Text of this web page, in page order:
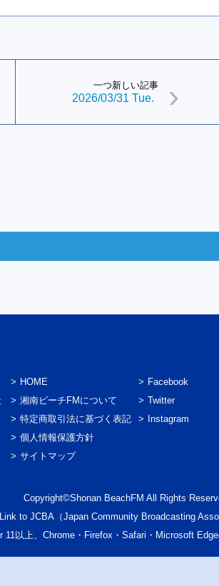
一つ新しい記事
2026/03/31 Tue.
HOME
湘南ビーチFMについて
特定商取引法に基づく表記
個人情報保護方針
サイトマップ
Facebook
Twitter
Instagram
Copyright©Shonan BeachFM All Rights
Link to JCBA（Japan Community Broadcasting
11以上、Chrome・Firefox・Safari・Microsoft